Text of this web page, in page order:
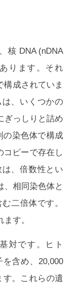
核 DNA (nDNA
ります。それ
構成されていま
、いくつかの
ぎっしりと詰め
の染色体で構成
コピーで存在し
、倍数性とい
、相同染色体と
二倍体です。
す。
対です。ヒト
含め、20,000
す。これらの遺